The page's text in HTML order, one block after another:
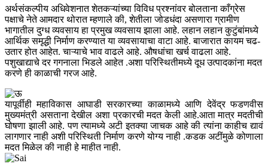
अर्थसंकल्पीय अधिवेशनात शेतकऱ्यांच्या विविध प्रश्नांवर बोलताना काँग्रेस
पक्षाचे नेते आमदार थोरात म्हणाले की, शेतीला जोडधंदा असणारा ग्रामीण
भागातील दुग्ध व्यवसाय हा प्रमुख व्यवसाय झाला आहे. लहान लहान कुटुंबांमध्ये
आर्थिक समृद्धी निर्माण करण्यात या व्यवसायाचा वाटा आहे. बाजारात कायम चढ-
उतार होत आहेत. चाऱ्याचे भाव वाढले आहे. औषधांचा खर्च वाढला आहे.
पशुखाद्याचे दर गगनाला भिडले आहेत .अशा परिस्थितीमध्ये दूध उत्पादकांना मदत
करणे ही काळाची गरज आहे.
यापूर्वीही महाविकास आघाडी सरकारच्या काळामध्ये आणि देवेंद्र फडणवीस
मुख्यमंत्री असताना देखील अशा प्रकारची मदत केली आहे.आता मात्र मदतीची
घोषणा झाली आहे. पण त्यामध्ये अटी इतक्या जाचक आहे की त्यांना काहीच द्यावं
लागणार नाही अशी परिस्थिती निर्माण करणे योग्य नाही .कडक अटींमुळे कोणाला
मदत मिळेल की नाही हे माहीत नाही.